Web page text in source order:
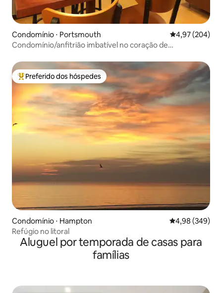
Condomínio ⋅ Portsmouth 4,97 de uma
4,97 (204)
Condomínio/anfitrião imbatível no coração de
Entre os melhores preferidos dos hóspedes
Preferido dos hóspedes
Condomínio ⋅ Hampton 4,98 de uma
4,98 (349)
Refúgio no litoral
Aluguel por temporada de casas para
famílias